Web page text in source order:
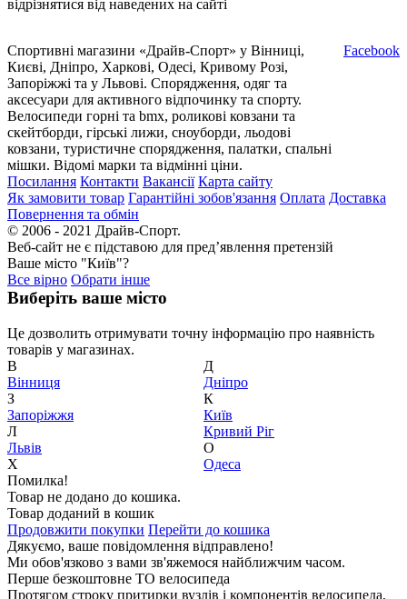
відрізнятися від наведених на сайті
Спортивні магазини «Драйв-Спорт» у Вінниці,
Києві, Дніпро, Харкові, Одесі, Кривому Розі,
Запоріжжі та у Львові. Спорядження, одяг та
аксесуари для активного відпочинку та спорту.
Велосипеди горні та bmx, роликові ковзани та
скейтборди, гірські лижи, сноуборди, льодові
ковзани, туристичне спорядження, палатки, спальні
мішки. Відомі марки та відмінні ціни.
Facebook
Посилання Контакти Вакансії Карта сайту
Як замовити товар Гарантійні зобов'язання Оплата Доставка
Повернення та обмін
© 2006 - 2021 Драйв-Спорт.
Веб-сайт не є підставою для пред’явлення претензій
Ваше місто "Київ"?
Все вірно Обрати інше
Виберіть ваше місто
Це дозволить отримувати точну інформацію про наявність
товарів у магазинах.
В
Вiнниця
З
Запоріжжя
Л
Львів
Х
Д
Дніпро
К
Київ
Кривий Ріг
О
Одеса
Помилка!
Товар не додано до кошика.
Товар доданий в кошик
Продовжити покупки Перейти до кошика
Дякуємо, ваше повідомлення відправлено!
Ми обов'язково з вами зв'яжемося найближчим часом.
Перше безкоштовне ТО велосипеда
Протягом строку притирки вузлів і компонентів велосипеда,